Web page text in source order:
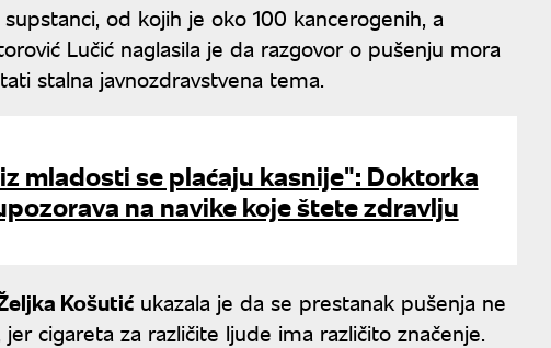
od kojih je oko 100 kancerogenih, a
Lučić naglasila je da razgovor o pušenju mora
stalna javnozdravstvena tema.
mladosti se plaćaju kasnije": Doktorka
na navike koje štete zdravlju
Košutić ukazala je da se prestanak pušenja ne
cigareta za različite ljude ima različito značenje.